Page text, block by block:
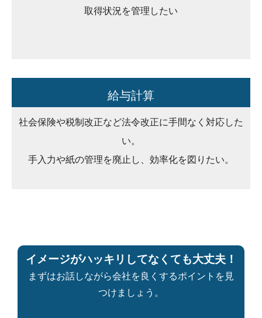
取得状況を管理したい
給与計算
社会保険や税制改正など法令改正に手間なく対応した
い。
手入力や紙の管理を廃止し、効率化を図りたい。
イメージがハッキリしてなくても大丈夫！
まずはお話しながら会社を良くするポイントを見
つけましょう。